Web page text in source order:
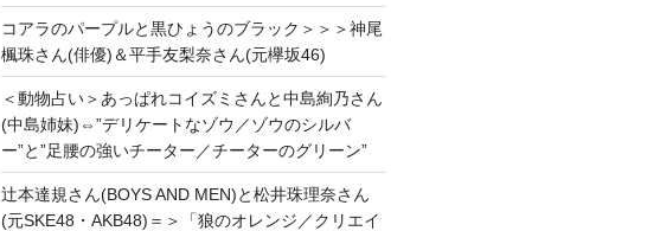
コアラのパープルと黒ひょうのブラック＞＞＞神尾
楓珠さん(俳優)＆平手友梨奈さん(元欅坂46)
＜動物占い＞あっぱれコイズミさんと中島絢乃さん
(中島姉妹)⇔”デリケートなゾウ／ゾウのシルバ
ー”と”足腰の強いチーター／チーターのグリーン”
辻本達規さん(BOYS AND MEN)と松井珠理奈さん
(元SKE48・AKB48)＝＞「狼のオレンジ／クリエイ